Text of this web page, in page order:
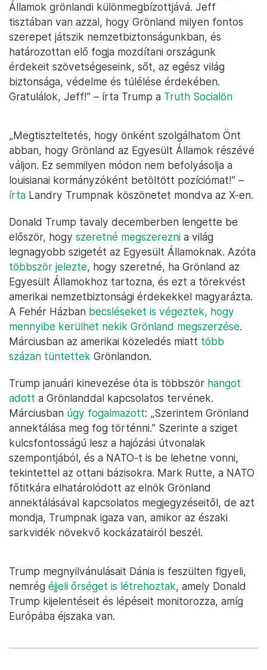
Államok grönlandi különmegbízottjává. Jeff
tisztában van azzal, hogy Grönland milyen fontos
szerepet játszik nemzetbiztonságunkban, és
határozottan elő fogja mozdítani országunk
érdekeit szövetségeseink, sőt, az egész világ
biztonsága, védelme és túlélése érdekében.
Gratulálok, Jeff!” – írta Trump a Truth Socialön
„Megtiszteltetés, hogy önként szolgálhatom Önt
abban, hogy Grönland az Egyesült Államok részévé
váljon. Ez semmilyen módon nem befolyásolja a
louisianai kormányzóként betöltött pozíciómat!” –
írta Landry Trumpnak köszönetet mondva az X-en.
Donald Trump tavaly decemberben lengette be
először, hogy szeretné megszerezni a világ
legnagyobb szigetét az Egyesült Államoknak. Azóta
többször jelezte, hogy szeretné, ha Grönland az
Egyesült Államokhoz tartozna, és ezt a törekvést
amerikai nemzetbiztonsági érdekekkel magyarázta.
A Fehér Házban becsléseket is végeztek, hogy
mennyibe kerülhet nekik Grönland megszerzése.
Márciusban az amerikai közeledés miatt több
százan tüntettek Grönlandon.
Trump januári kinevezése óta is többször hangot
adott a Grönlanddal kapcsolatos tervének.
Márciusban úgy fogalmazott: „Szerintem Grönland
annektálása meg fog történni.” Szerinte a sziget
kulcsfontosságú lesz a hajózási útvonalak
szempontjából, és a NATO-t is be lehetne vonni,
tekintettel az ottani bázisokra. Mark Rutte, a NATO
főtitkára elhatárolódott az elnök Grönland
annektálásával kapcsolatos megjegyzéseitől, de azt
mondja, Trumpnak igaza van, amikor az északi
sarkvidék növekvő kockázatairól beszél.
Trump megnyilvánulásait Dánia is feszülten figyeli,
nemrég éjjeli őrséget is létrehoztak, amely Donald
Trump kijelentéseit és lépéseit monitorozza, amíg
Európába éjszaka van.